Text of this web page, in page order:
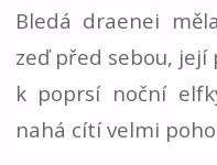
Bledá draenei
zeď před sebou, její
k poprsí noční
nahá cítí velmi